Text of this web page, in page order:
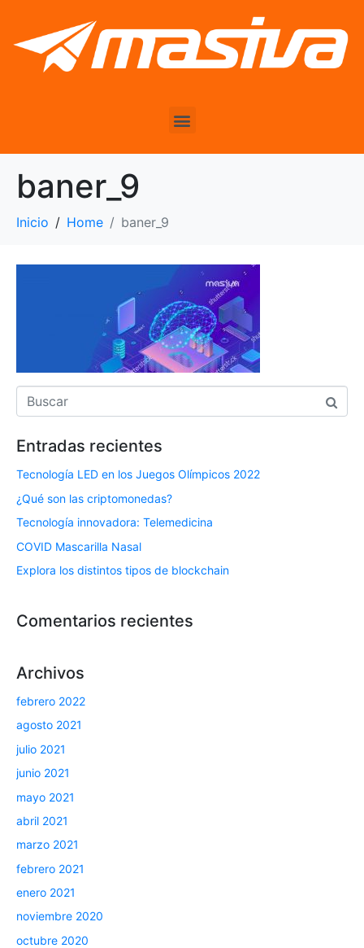
baner_9
Inicio Home baner_9
Entradas recientes
Tecnología LED en los Juegos Olímpicos 2022
¿Qué son las criptomonedas?
Tecnología innovadora: Telemedicina
COVID Mascarilla Nasal
Explora los distintos tipos de blockchain
Comentarios recientes
Archivos
febrero 2022
agosto 2021
julio 2021
junio 2021
mayo 2021
abril 2021
marzo 2021
febrero 2021
enero 2021
noviembre 2020
octubre 2020